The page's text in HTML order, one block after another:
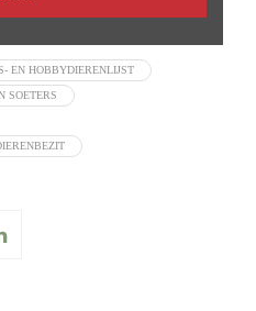
EN HOBBYDIERENLIJST
SOETERS